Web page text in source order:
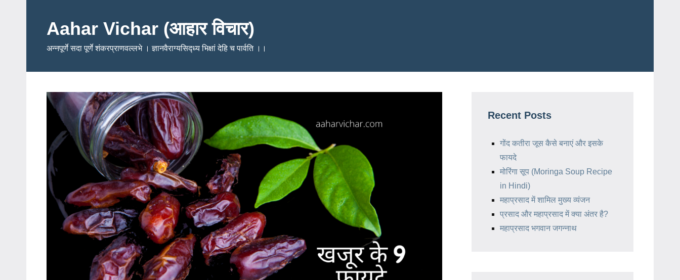
contentAahar Vichar (आहार विचार)
अन्नपूर्णे सदा पूर्णे शंकरप्राणवल्लभे । ज्ञानवैराग्यसिद्ध्य भिक्षां देहि च पार्वति ।।
Recent Posts
गोंद कतीरा जूस कैसे बनाएं और इसके
फायदे
मोरिंगा सूप (Moringa Soup Recipe
in Hindi)
महाप्रसाद में शामिल मुख्य व्यंजन
प्रसाद और महाप्रसाद में क्या अंतर है?
महाप्रसाद भगवान जगन्नाथ